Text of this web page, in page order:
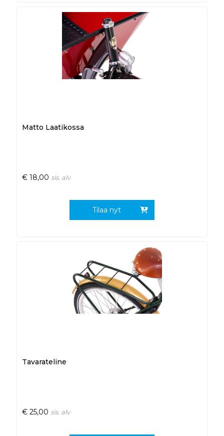
Matto Laatikossa
€ 18,00 sis. alv
Tilaa nyt
Tavarateline
€ 25,00 sis. alv